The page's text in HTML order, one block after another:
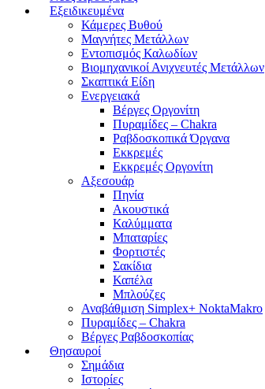
Εξειδικευμένα
Κάμερες Βυθού
Μαγνήτες Μετάλλων
Εντοπισμός Καλωδίων
Βιομηχανικοί Ανιχνευτές Μετάλλων
Σκαπτικά Είδη
Ενεργειακά
Βέργες Οργονίτη
Πυραμίδες – Chakra
Ραβδοσκοπικά Όργανα
Εκκρεμές
Εκκρεμές Οργονίτη
Αξεσουάρ
Πηνία
Ακουστικά
Καλύμματα
Μπαταρίες
Φορτιστές
Σακίδια
Καπέλα
Μπλούζες
Αναβάθμιση Simplex+ NoktaMakro
Πυραμίδες – Chakra
Βέργες Ραβδοσκοπίας
Θησαυροί
Σημάδια
Ιστορίες